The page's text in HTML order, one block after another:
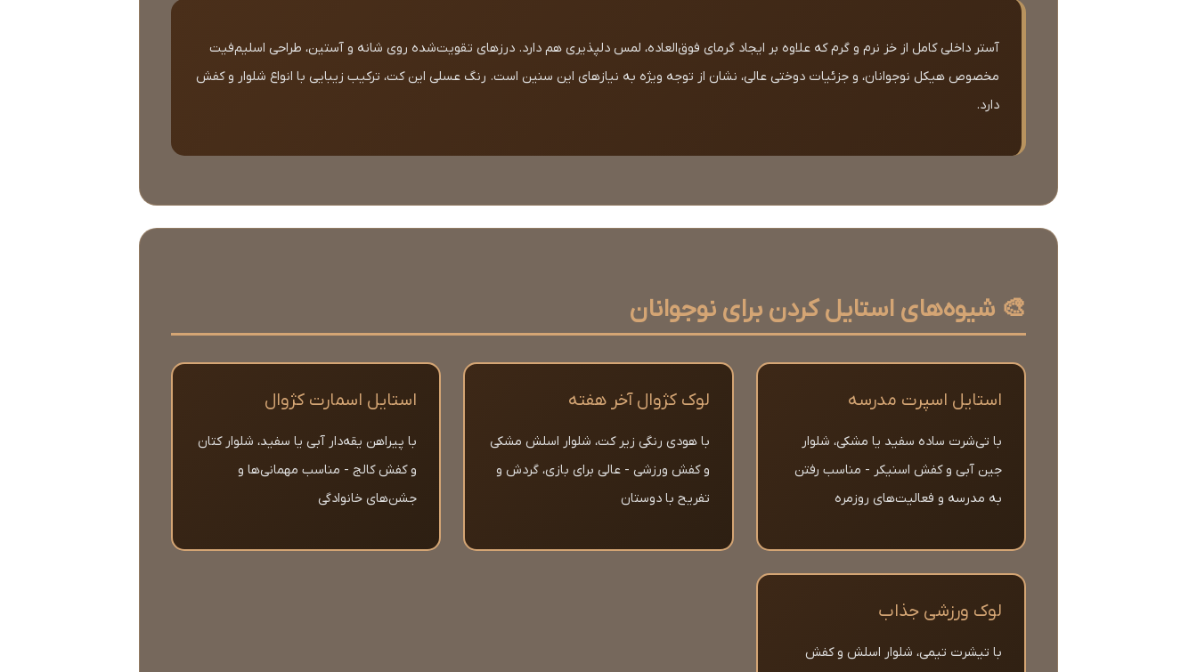
آستر داخلی کامل از خز نرم و گرم که علاوه بر ایجاد گرمای فوق‌العاده، لمس دلپذیری هم دارد. درز‌های تقویت‌شده روی شانه و آستین، طراحی اسلیم‌فیت
مخصوص هیکل نوجوانان، و جزئیات دوختی عالی، نشان از توجه ویژه به نیازهای این سنین است. رنگ عسلی این کت، ترکیب زیبایی با انواع شلوار و کفش
دارد.
🎨 شیوه‌های استایل کردن برای نوجوانان
استایل اسپرت مدرسه
با تی‌شرت ساده سفید یا مشکی، شلوار
جین آبی و کفش اسنیکر - مناسب رفتن
به مدرسه و فعالیت‌های روزمره
لوک کژوال آخر هفته
با هودی رنگی زیر کت، شلوار اسلش مشکی
و کفش ورزشی - عالی برای بازی، گردش و
تفریح با دوستان
استایل اسمارت کژوال
با پیراهن یقه‌دار آبی یا سفید، شلوار کتان
و کفش کالج - مناسب مهمانی‌ها و
جشن‌های خانوادگی
لوک ورزشی جذاب
با تیشرت تیمی، شلوار اسلش و کفش